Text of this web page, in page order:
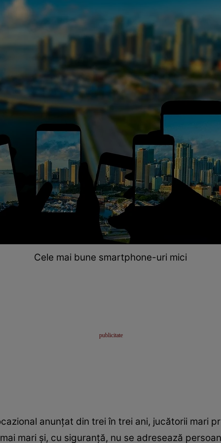
Cele mai bune smartphone-uri mici
anunțat din trei în trei ani, jucătorii mari
mari și, cu siguranță, nu se adresează